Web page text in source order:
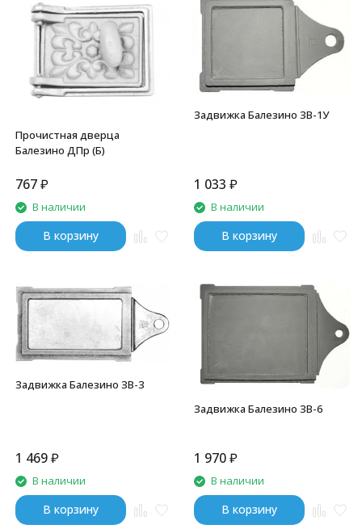
Прочистная дверца
Балезино ДПр (Б)
767₽
В наличии
В корзину
Задвижка Балезино ЗВ-1У
1 033 ₽
В наличии
В корзину
Задвижка Балезино ЗВ-3
1 469₽
В наличии
В корзину
Задвижка Балезино ЗВ-6
1 970₽
В наличии
В корзину